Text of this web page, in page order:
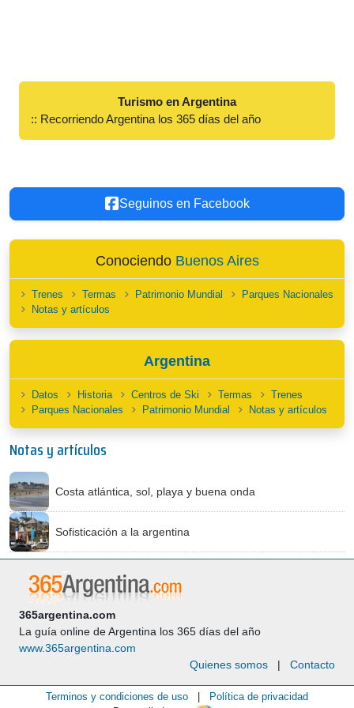
Turismo en Argentina
:: Recorriendo Argentina los 365 días del año
Seguinos en Facebook
Conociendo Buenos Aires
Trenes Termas Patrimonio Mundial
Parques Nacionales
Notas y artículos
Argentina
Datos Historia Centros de Ski Termas
Trenes
Parques Nacionales
Patrimonio Mundial Notas y artículos
Notas y artículos
Costa atlántica, sol, playa y buena onda
Sofisticación a la argentina
365argentina.com
La guía online de Argentina los 365 días del año
www.365argentina.com
Quienes somos | Contacto
Terminos y condiciones de uso
Política de privacidad